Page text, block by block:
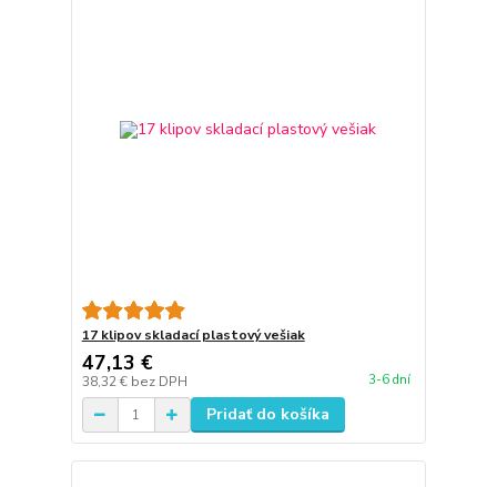
17 klipov skladací plastový vešiak
47,13 €
38,32 € bez DPH 3-6 dní
Pridať do košíka